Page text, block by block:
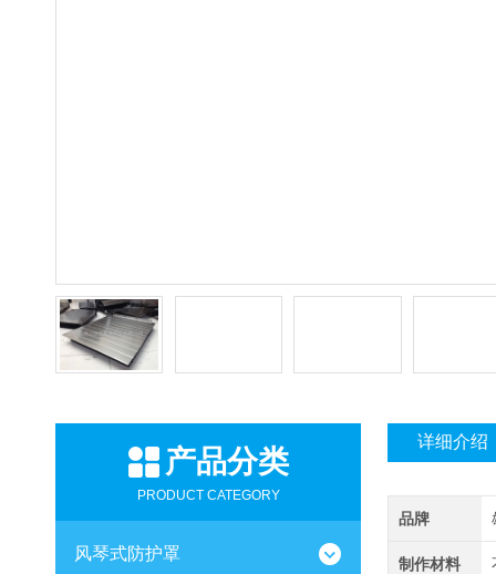
产品分类
PRODUCT CATEGORY
风琴式防护罩
详细介绍
品牌
制作材料